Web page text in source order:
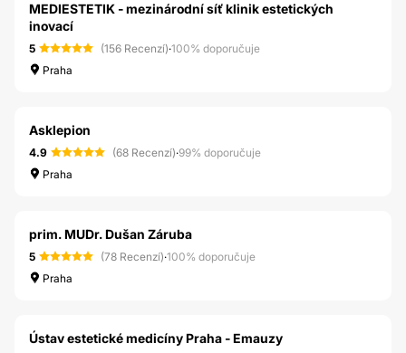
MEDIESTETIK - mezinárodní síť klinik estetických
inovací
5 (156 Recenzí)·100% doporučuje
Praha
Asklepion
4.9 (68 Recenzí)·99% doporučuje
Praha
prim. MUDr. Dušan Záruba
5 (78 Recenzí)·100% doporučuje
Praha
Ústav estetické medicíny Praha - Emauzy